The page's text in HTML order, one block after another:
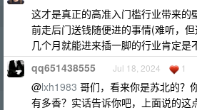
这才是真正的高准入门槛行业带来的
前走后门送钱随便进的事情(难听，
几个月就能进来插一脚的行业肯定是
qq651438555 Jul 18, 2024 1
@lxh1983 哥们，看来你是苏北的？
有多香？实话告诉你吧，上面说的这